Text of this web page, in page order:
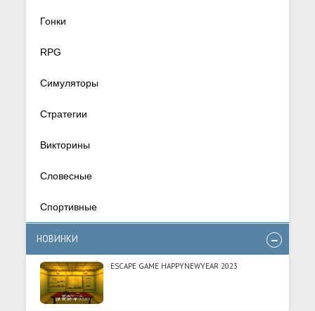
Гонки
RPG
Симуляторы
Стратегии
Викторины
Словесные
Спортивные
НОВИНКИ
ESCAPE GAME HAPPYNEWYEAR 2023